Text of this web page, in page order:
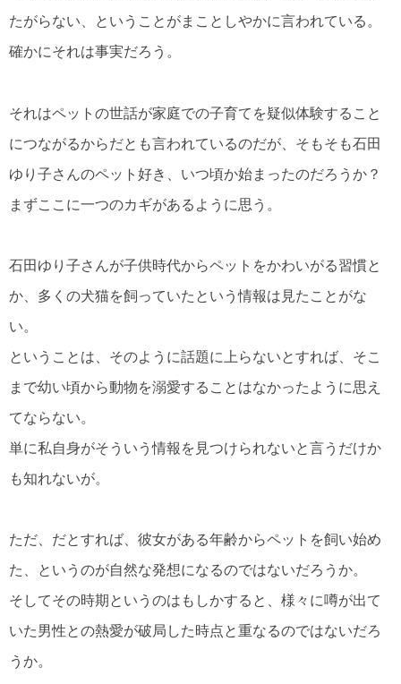
たがらない、ということがまことしやかに言われている。
確かにそれは事実だろう。
それはペットの世話が家庭での子育てを疑似体験すること
につながるからだとも言われているのだが、そもそも石田
ゆり子さんのペット好き、いつ頃か始まったのだろうか？
まずここに一つのカギがあるように思う。
石田ゆり子さんが子供時代からペットをかわいがる習慣と
か、多くの犬猫を飼っていたという情報は見たことがな
い。
ということは、そのように話題に上らないとすれば、そこ
まで幼い頃から動物を溺愛することはなかったように思え
てならない。
単に私自身がそういう情報を見つけられないと言うだけか
も知れないが。
ただ、だとすれば、彼女がある年齢からペットを飼い始め
た、というのが自然な発想になるのではないだろうか。
そしてその時期というのはもしかすると、様々に噂が出て
いた男性との熱愛が破局した時点と重なるのではないだろ
うか。